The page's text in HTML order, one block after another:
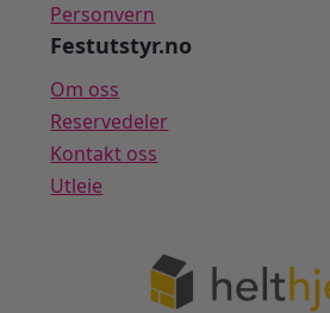
Personvern
Festutstyr.no
Om oss
Reservedeler
Kontakt oss
Utleie